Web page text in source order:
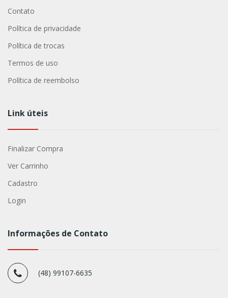
Contato
Política de privacidade
Política de trocas
Termos de uso
Política de reembolso
Link úteis
Finalizar Compra
Ver Carrinho
Cadastro
Login
Informações de Contato
(48) 99107-6635